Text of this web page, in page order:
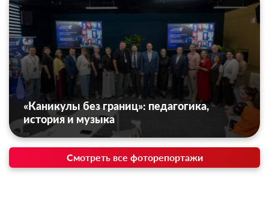
«Каникулы без границ»: педагогика,
история и музыка
Смотреть все фоторепортажи